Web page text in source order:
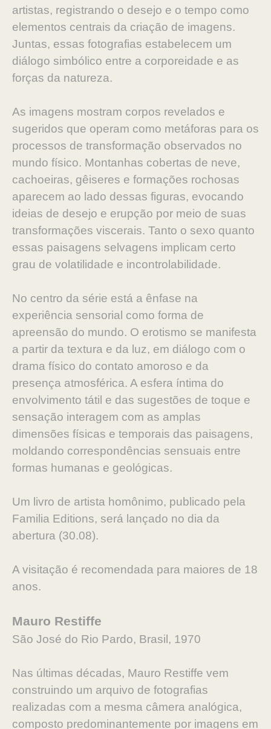
artistas, registrando o desejo e o tempo como
elementos centrais da criação de imagens.
Juntas, essas fotografias estabelecem um
diálogo simbólico entre a corporeidade e as
forças da natureza.
As imagens mostram corpos revelados e
sugeridos que operam como metáforas para os
processos de transformação observados no
mundo físico. Montanhas cobertas de neve,
cachoeiras, gêiseres e formações rochosas
aparecem ao lado dessas figuras, evocando
ideias de desejo e erupção por meio de suas
transformações viscerais. Tanto o sexo quanto
essas paisagens selvagens implicam certo
grau de volatilidade e incontrolabilidade.
No centro da série está a ênfase na
experiência sensorial como forma de
apreensão do mundo. O erotismo se manifesta
a partir da textura e da luz, em diálogo com o
drama físico do contato amoroso e da
presença atmosférica. A esfera íntima do
envolvimento tátil e das sugestões de toque e
sensação interagem com as amplas
dimensões físicas e temporais das paisagens,
moldando correspondências sensuais entre
formas humanas e geológicas.
Um livro de artista homônimo, publicado pela
Familia Editions, será lançado no dia da
abertura (30.08).
A visitação é recomendada para maiores de 18
anos.
Mauro Restiffe
São José do Rio Pardo, Brasil, 1970
Nas últimas décadas, Mauro Restiffe vem
construindo um arquivo de fotografias
realizadas com a mesma câmera analógica,
composto predominantemente por imagens em